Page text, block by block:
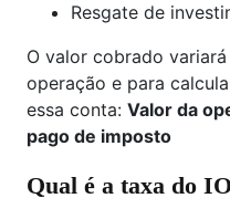
Resgate de
O valor cobrado
operação e para
essa conta: Valor da
pago de imposto
Qual é a taxa do